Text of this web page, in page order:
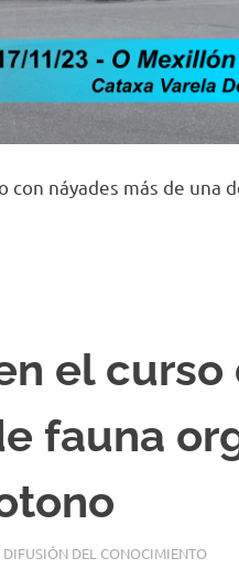
náyades más de una
el curso
fauna
DIFUSIÓN DEL CONOCIMIENTO